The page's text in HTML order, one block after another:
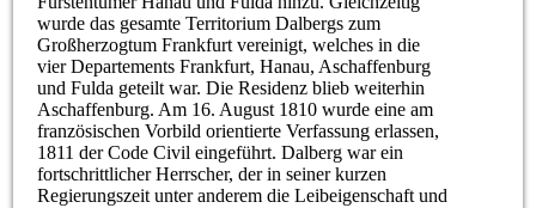
wurde das gesamte Territorium Dalbergs zum
Großherzogtum Frankfurt vereinigt, welches in die
vier Departements Frankfurt, Hanau, Aschaffenburg
und Fulda geteilt war. Die Residenz blieb weiterhin
Aschaffenburg. Am 16. August 1810 wurde eine am
französischen Vorbild orientierte Verfassung erlassen,
1811 der Code Civil eingeführt. Dalberg war ein
fortschrittlicher Herrscher, der in seiner kurzen
Regierungszeit unter anderem die Leibeigenschaft und